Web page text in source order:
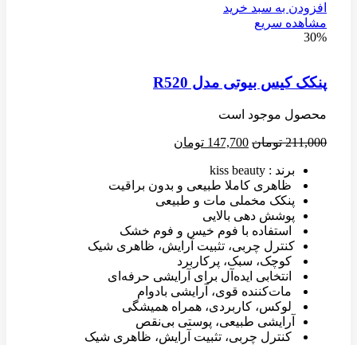
افزودن به سبد خرید
مشاهده سریع
30%
پنکک کیس بیوتی مدل R520
محصول موجود است
211,000 تومان 147,700 تومان
برند : kiss beauty
ظاهری کاملا طبیعی و بدون براقیت
پنکک مخملی مات و طبیعی
پوشش دهی بالایی
استفاده با فوم خیس و فوم خشک
کنترل چربی، تثبیت آرایش، ظاهری شیک
کوچک، سبک، پرکاربرد
انتخابی ایده‌آل برای آرایشی حرفه‌ای
مات‌کننده قوی، آرایشی بادوام
لوکس، کاربردی، همراه همیشگی
آرایشی طبیعی، پوستی بی‌نقص
کنترل چربی، تثبیت آرایش، ظاهری شیک